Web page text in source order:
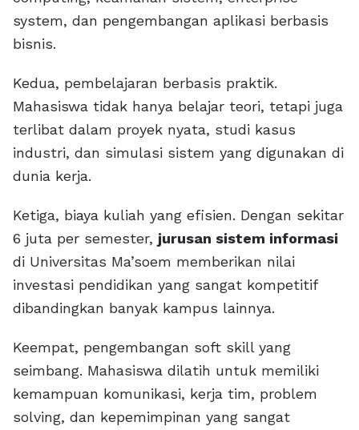
system, dan pengembangan aplikasi berbasis
bisnis.
Kedua, pembelajaran berbasis praktik.
Mahasiswa tidak hanya belajar teori, tetapi juga
terlibat dalam proyek nyata, studi kasus
industri, dan simulasi sistem yang digunakan di
dunia kerja.
Ketiga, biaya kuliah yang efisien. Dengan sekitar
6 juta per semester, jurusan sistem informasi
di Universitas Ma’soem memberikan nilai
investasi pendidikan yang sangat kompetitif
dibandingkan banyak kampus lainnya.
Keempat, pengembangan soft skill yang
seimbang. Mahasiswa dilatih untuk memiliki
kemampuan komunikasi, kerja tim, problem
solving, dan kepemimpinan yang sangat